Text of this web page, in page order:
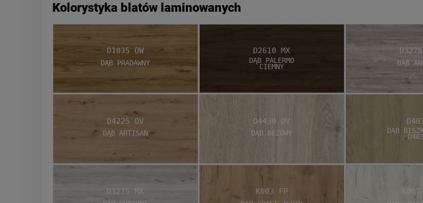
Kolorystyka blatów laminowanych
Dąb Pradawny
D1035 OW
Dąb Palermo
Ciemny
D2610 MX
Dąb
Dąb Artisan
D4225 OV
Dąb Beżowy
D4430 OV
Dąb
D3275 MX K003 FP